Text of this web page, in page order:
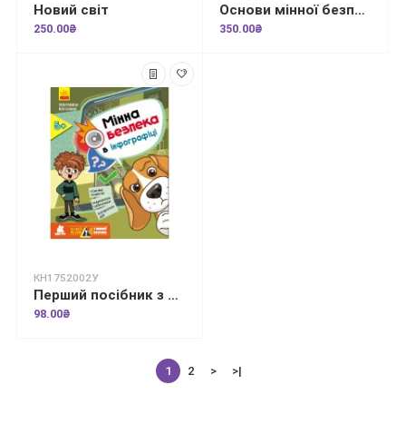
Новий світ
250.00₴
Основи мінної безпеки
350.00₴
КН1752002У
Перший посібник з мінної безпеки. Мінна безпека в інфографіці
98.00₴
1 2 > >|